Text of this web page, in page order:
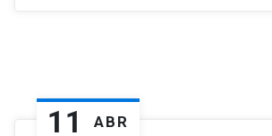
11 ABR